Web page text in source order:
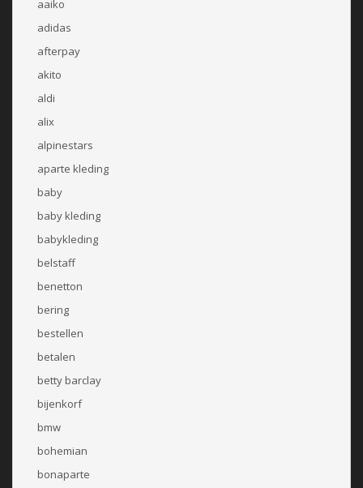
aaiko
adidas
afterpay
akito
aldi
alix
alpinestars
aparte kleding
baby
baby kleding
babykleding
belstaff
benetton
bering
bestellen
betalen
betty barclay
bijenkorf
bmw
bohemian
bonaparte